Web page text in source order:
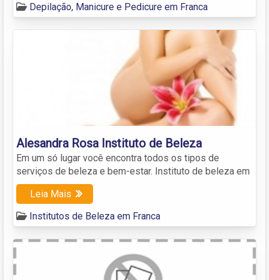
Depilação, Manicure e Pedicure em Franca
Alesandra Rosa Instituto de Beleza
Em um só lugar você encontra todos os tipos de
serviços de beleza e bem-estar. Instituto de beleza em
Leia Mais
Institutos de Beleza em Franca